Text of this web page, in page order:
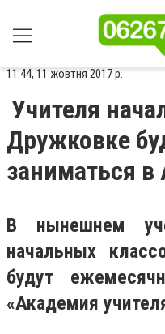
11:44, 11 жовтня 2017 р.
Учителя
Дружковке
заниматься
В нынешнем
начальных
будут
«Академия